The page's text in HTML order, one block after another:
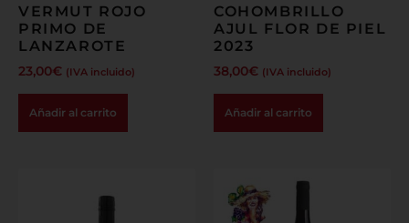
VERMUT ROJO
PRIMO DE
LANZAROTE
23,00€ (IVA incluido)
Añadir al carrito
COHOMBRILLO
AJUL FLOR DE PIEL
2023
38,00€ (IVA incluido)
Añadir al carrito